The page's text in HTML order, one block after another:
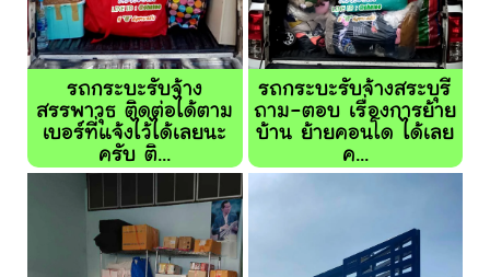
รถกระบะรับจ้าง
สรรพาวุธ ติดต่อได้ตาม
เบอร์ที่แจ้งไว้ได้เลยนะ
ครับ ติ...
รถกระบะรับจ้างสระบุรี
ถาม-ตอบ เรื่องการย้าย
บ้าน ย้ายคอนโด ได้เลย
ค...